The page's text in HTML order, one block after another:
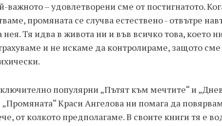
важното – удовлетворени сме от постигнатото.
промяната се случва естествено - отвътре
Тя идва в живота ни и във всичко това, което
и не искаме да контролираме, защото сме
популярни „Пътят към мечтите“ и
„Промяната“ Краси Ангелова ни помага да
от колкото предполагаме. В своите книги тя е